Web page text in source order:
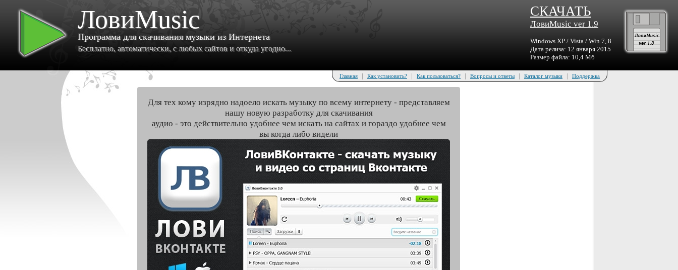
ЛовиMusic
Программа для скачивания музыки из Интернета
Бесплатно, автоматически, с любых сайтов и откуда угодно...
СКАЧАТЬ
ЛовиMusic ver 1.9
Windows XP / Vista / Win 7, 8
Дата релиза: 12 января 2015
Размер файла: 10,4 Мб
Главная | Как установить? | Как пользоваться? | Вопросы и ответы | Каталог музыки | Поддержка
Для тех кому изрядно надоело искать музыку по всему интернету - представляем
нашу новую разработку для скачивания
аудио - это действительно удобнее чем искать на сайтах и гораздо удобнее чем
вы когда либо видели